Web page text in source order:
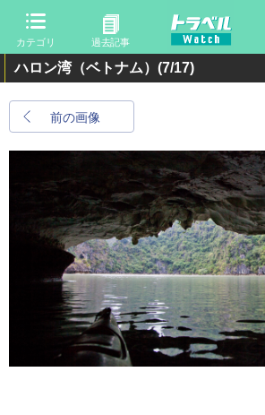
カテゴリ 過去記事
ハロン湾（ベトナム） (7/17)
前の画像